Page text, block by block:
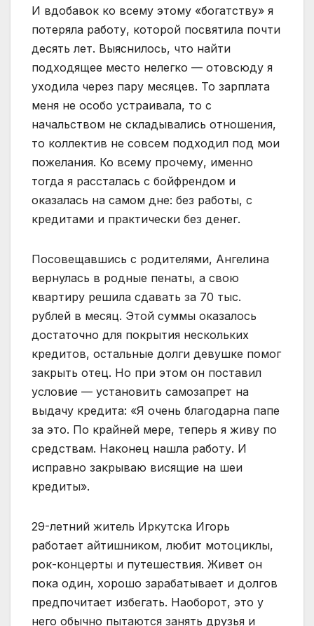
И вдобавок ко всему этому «богатству» я
потеряла работу, которой посвятила почти
десять лет. Выяснилось, что найти
подходящее место нелегко — отовсюду я
уходила через пару месяцев. То зарплата
меня не особо устраивала, то с
начальством не складывались отношения,
то коллектив не совсем подходил под мои
пожелания. Ко всему прочему, именно
тогда я рассталась с бойфрендом и
оказалась на самом дне: без работы, с
кредитами и практически без денег.
Посовещавшись с родителями, Ангелина
вернулась в родные пенаты, а свою
квартиру решила сдавать за 70 тыс.
рублей в месяц. Этой суммы оказалось
достаточно для покрытия нескольких
кредитов, остальные долги девушке помог
закрыть отец. Но при этом он поставил
условие — установить самозапрет на
выдачу кредита: «Я очень благодарна папе
за это. По крайней мере, теперь я живу по
средствам. Наконец нашла работу. И
исправно закрываю висящие на шеи
кредиты».
29-летний житель Иркутска Игорь
работает айтишником, любит мотоциклы,
рок-концерты и путешествия. Живет он
пока один, хорошо зарабатывает и долгов
предпочитает избегать. Наоборот, это у
него обычно пытаются занять друзья и